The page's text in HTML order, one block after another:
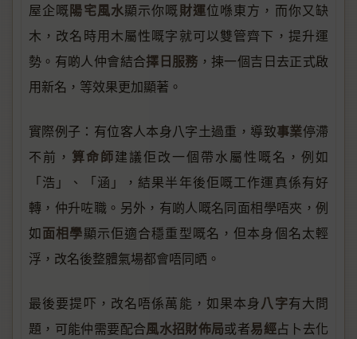
屋企嘅陽宅風水顯示你嘅財運位喺東方，而你又缺
木，改名時用木屬性嘅字就可以雙管齊下，提升運
勢。有啲人仲會結合擇日服務 ，揀一個吉日去正式啟
用新名，等效果更加顯著。
實際例子：有位客人本身八字土過重，導致事業停滯
不前， 算命師建議佢改一個帶水屬性嘅名，例如
「浩」、「涵」，結果半年後佢嘅工作運真係有好
轉，仲升咗職。另外，有啲人嘅名同面相學唔夾，例
如面相學顯示佢適合穩重型嘅名，但本身個名太輕
浮，改名後整體氣場都會唔同晒。
最後要提吓，改名唔係萬能，如果本身八字有大問
題，可能仲需要配合風水招財佈局或者易經占卜去化